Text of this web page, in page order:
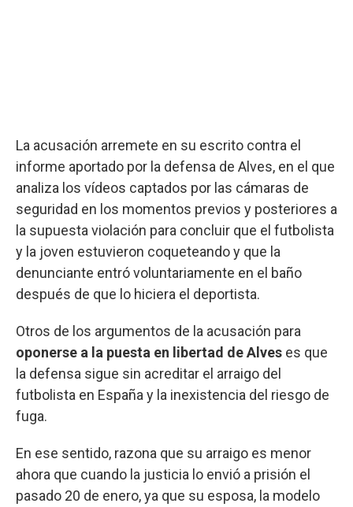
La acusación arremete en su escrito contra el
informe aportado por la defensa de Alves, en el que
analiza los vídeos captados por las cámaras de
seguridad en los momentos previos y posteriores a
la supuesta violación para concluir que el futbolista
y la joven estuvieron coqueteando y que la
denunciante entró voluntariamente en el baño
después de que lo hiciera el deportista.
Otros de los argumentos de la acusación para
oponerse a la puesta en libertad de Alves es que
la defensa sigue sin acreditar el arraigo del
futbolista en España y la inexistencia del riesgo de
fuga.
En ese sentido, razona que su arraigo es menor
ahora que cuando la justicia lo envió a prisión el
pasado 20 de enero, ya que su esposa, la modelo